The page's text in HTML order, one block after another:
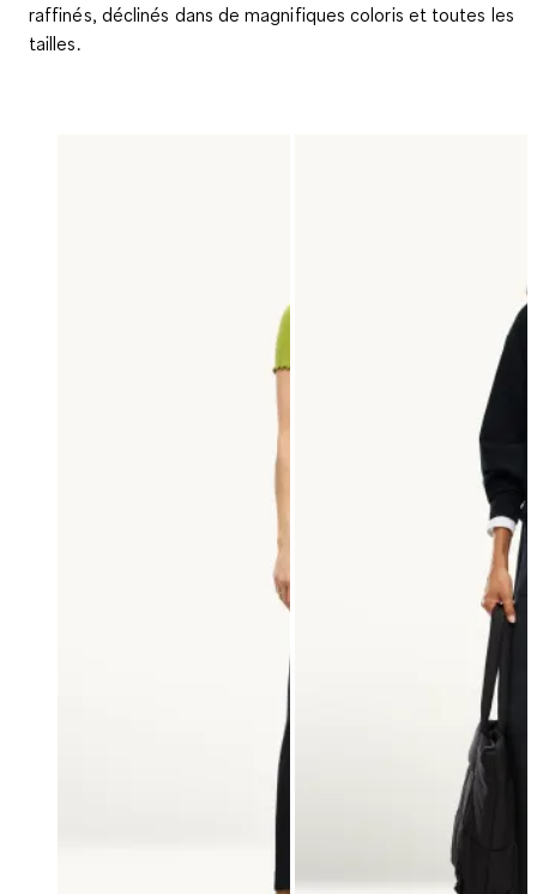
raffinés, déclinés dans de magnifiques coloris et toutes les
tailles.